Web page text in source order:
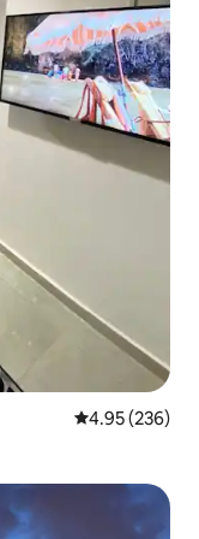
5 पैकी 4.95
4.95 (236)